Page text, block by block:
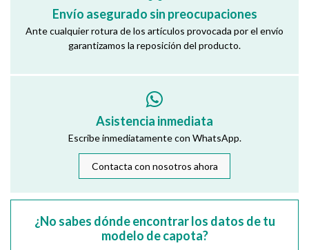
Envío asegurado sin preocupaciones
Ante cualquier rotura de los artículos provocada por el envío
garantizamos la reposición del producto.
Asistencia inmediata
Escribe inmediatamente con WhatsApp.
Contacta con nosotros ahora
¿No sabes dónde encontrar los datos de tu
modelo de capota?